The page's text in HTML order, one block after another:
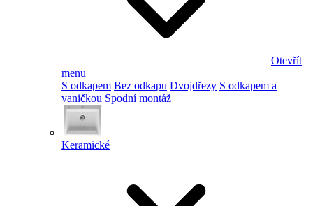
Otevřít
menu
S odkapem Bez odkapu Dvojdřezy S odkapem a
vaničkou Spodní montáž
Keramické